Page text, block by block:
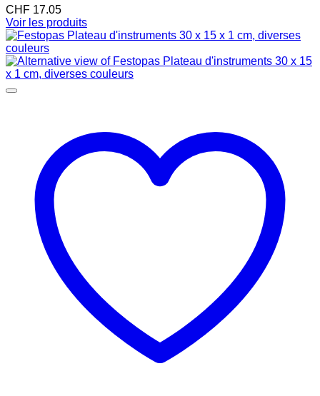
CHF 17.05
Voir les produits